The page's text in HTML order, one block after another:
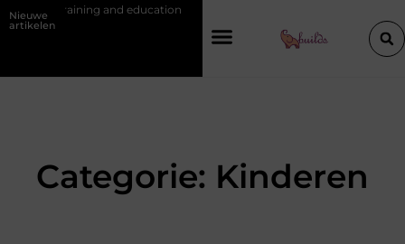
Nieuwe
artikelen
and education Waarom je een vochtbestrijdingsbedrijf
Categorie: Kinderen